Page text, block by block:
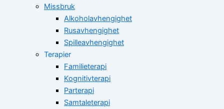
Missbruk
Alkoholavhengighet
Rusavhengighet
Spilleavhengighet
Terapier
Familieterapi
Kognitivterapi
Parterapi
Samtaleterapi